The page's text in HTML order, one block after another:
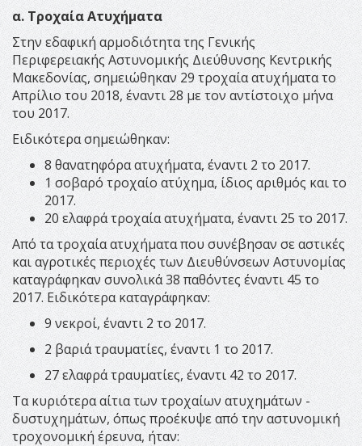
α. Τροχαία Ατυχήματα
Στην εδαφική αρμοδιότητα της Γενικής
Περιφερειακής Αστυνομικής Διεύθυνσης Κεντρικής
Μακεδονίας, σημειώθηκαν 29 τροχαία ατυχήματα το
Απρίλιο του 2018, έναντι 28 με τον αντίστοιχο μήνα
του 2017.
Ειδικότερα σημειώθηκαν:
8 θανατηφόρα ατυχήματα, έναντι 2 το 2017.
1 σοβαρό τροχαίο ατύχημα, ίδιος αριθμός και το
2017.
20 ελαφρά τροχαία ατυχήματα, έναντι 25 το 2017.
Από τα τροχαία ατυχήματα που συνέβησαν σε αστικές
και αγροτικές περιοχές των Διευθύνσεων Αστυνομίας
καταγράφηκαν συνολικά 38 παθόντες έναντι 45 το
2017. Ειδικότερα καταγράφηκαν:
9 νεκροί, έναντι 2 το 2017.
2 βαριά τραυματίες, έναντι 1 το 2017.
27 ελαφρά τραυματίες, έναντι 42 το 2017.
Τα κυριότερα αίτια των τροχαίων ατυχημάτων -
δυστυχημάτων, όπως προέκυψε από την αστυνομική
τροχονομική έρευνα, ήταν: